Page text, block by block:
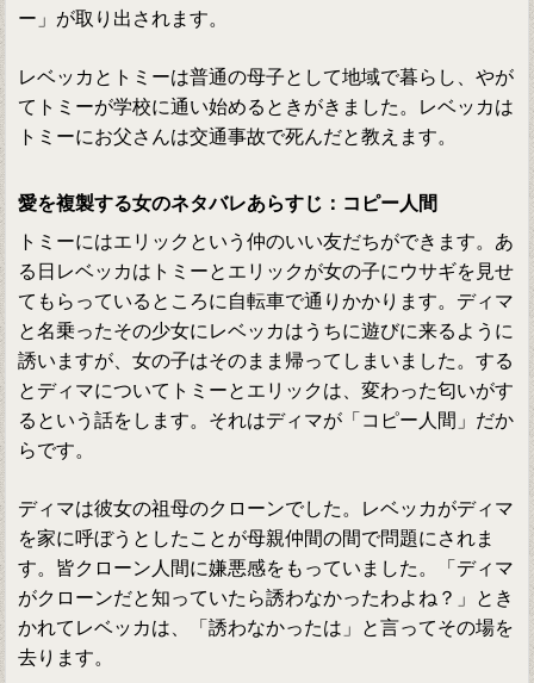
ー」が取り出されます。
レベッカとトミーは普通の母子として地域で暮らし、やが
てトミーが学校に通い始めるときがきました。レベッカは
トミーにお父さんは交通事故で死んだと教えます。
愛を複製する女のネタバレあらすじ：コピー人間
トミーにはエリックという仲のいい友だちができます。あ
る日レベッカはトミーとエリックが女の子にウサギを見せ
てもらっているところに自転車で通りかかります。ディマ
と名乗ったその少女にレベッカはうちに遊びに来るように
誘いますが、女の子はそのまま帰ってしまいました。する
とディマについてトミーとエリックは、変わった匂いがす
るという話をします。それはディマが「コピー人間」だか
らです。
ディマは彼女の祖母のクローンでした。レベッカがディマ
を家に呼ぼうとしたことが母親仲間の間で問題にされま
す。皆クローン人間に嫌悪感をもっていました。「ディマ
がクローンだと知っていたら誘わなかったわよね？」とき
かれてレベッカは、「誘わなかったは」と言ってその場を
去ります。